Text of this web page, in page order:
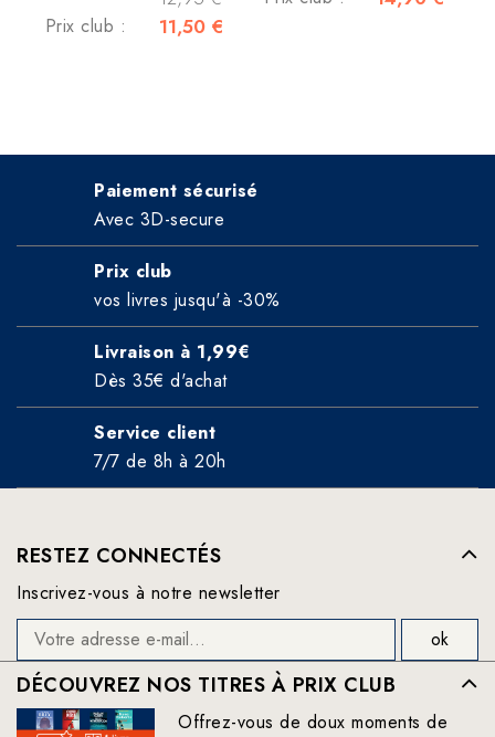
Prix club : 11,50 €
Paiement sécurisé
Avec 3D-secure
Prix club
vos livres jusqu'à -30%
Livraison à 1,99€
Dès 35€ d'achat
Service client
7/7 de 8h à 20h
RESTEZ CONNECTÉS
Inscrivez-vous à notre newsletter
DÉCOUVREZ NOS TITRES À PRIX CLUB
Offrez-vous de doux moments de